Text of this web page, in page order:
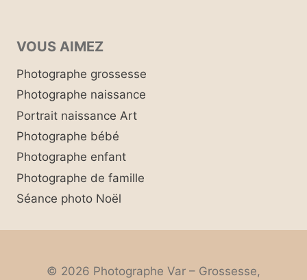
VOUS AIMEZ
Photographe grossesse
Photographe naissance
Portrait naissance Art
Photographe bébé
Photographe enfant
Photographe de famille
Séance photo Noël
© 2026 Photographe Var – Grossesse,